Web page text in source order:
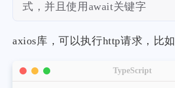
式，并且使用await关键字
axios库，可以执行http请求，比如
TypeScript